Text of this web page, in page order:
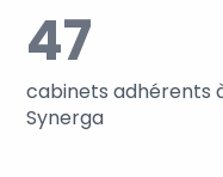
47
cabinets adhérents
Synerga